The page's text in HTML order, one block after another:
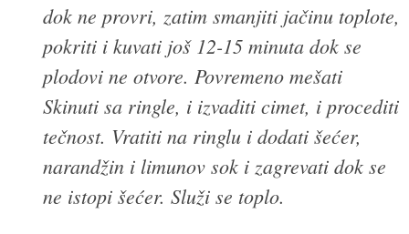
dok ne provri, zatim smanjiti jačinu toplote,
pokriti i kuvati još 12-15 minuta dok se
plodovi ne otvore. Povremeno mešati
Skinuti sa ringle, i izvaditi cimet, i procediti
tečnost. Vratiti na ringlu i dodati šećer,
narandžin i limunov sok i zagrevati dok se
ne istopi šećer. Služi se toplo.